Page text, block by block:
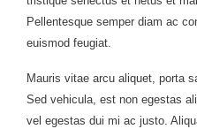
Pellentesque semper diam ac
euismod feugiat.
Mauris vitae arcu aliquet, porta
Sed vehicula, est non egestas
vel egestas dui mi ac justo.